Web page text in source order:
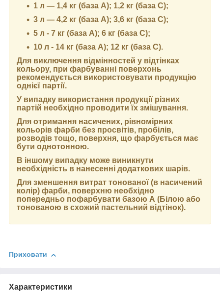
1 л — 1,4 кг (база А); 1,2 кг (база С);
3 л — 4,2 кг (база А); 3,6 кг (база C);
5 л - 7 кг (база А); 6 кг (база С);
10 л - 14 кг (база А); 12 кг (база С).
Для виключення відмінностей у відтінках
кольору, при фарбуванні поверхонь
рекомендується використовувати продукцію
однієї партії.
У випадку використання продукції різних
партій необхідно проводити їх змішування.
Для отримання насичених, рівномірних
кольорів фарби без просвітів, пробілів,
розводів тощо, поверхня, що фарбується має
бути однотонною.
В іншому випадку може виникнути
необхідність в нанесенні додаткових шарів.
Для зменшення витрат тонованої (в насичений
колір) фарби, поверхню необхідно
попередньо пофарбувати базою А (Білою або
тонованою в схожий пастельний відтінок).
Приховати
Характеристики